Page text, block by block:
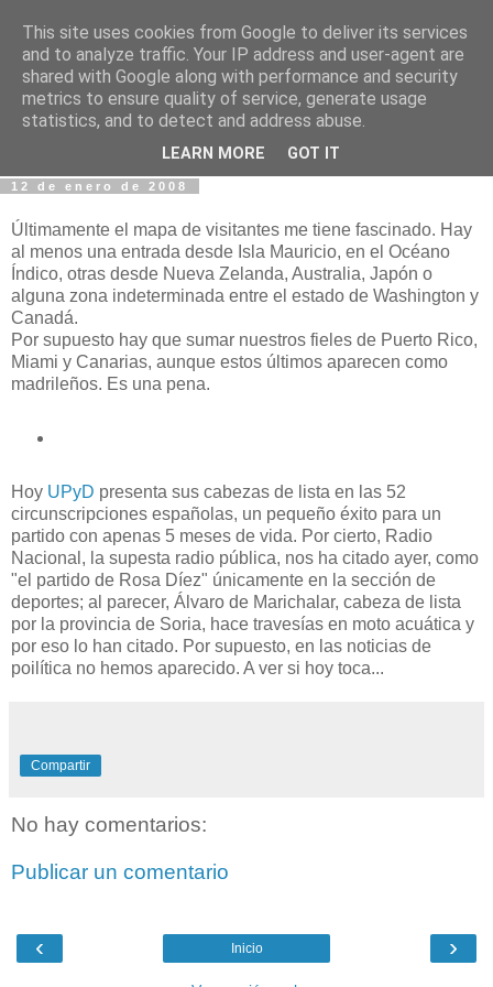
Fotos y Cosas
Miguel Sáenz de Santa María Elizalde
"Un blog es como un diario, pero sin candado".
12 de enero de 2008
Últimamente el mapa de visitantes me tiene fascinado. Hay
al menos una entrada desde Isla Mauricio, en el Océano
Índico, otras desde Nueva Zelanda, Australia, Japón o
alguna zona indeterminada entre el estado de Washington y
Canadá.
Por supuesto hay que sumar nuestros fieles de Puerto Rico,
Miami y Canarias, aunque estos últimos aparecen como
madrileños. Es una pena.
Hoy UPyD presenta sus cabezas de lista en las 52
circunscripciones españolas, un pequeño éxito para un
partido con apenas 5 meses de vida. Por cierto, Radio
Nacional, la supesta radio pública, nos ha citado ayer, como
"el partido de Rosa Díez" únicamente en la sección de
deportes; al parecer, Álvaro de Marichalar, cabeza de lista
por la provincia de Soria, hace travesías en moto acuática y
por eso lo han citado. Por supuesto, en las noticias de
poilítica no hemos aparecido. A ver si hoy toca...
Compartir
No hay comentarios:
Publicar un comentario
‹ ›
Inicio
This site uses cookies from Google to deliver its services
and to analyze traffic. Your IP address and user-agent are
shared with Google along with performance and security
metrics to ensure quality of service, generate usage
statistics, and to detect and address abuse.
LEARN MORE GOT IT